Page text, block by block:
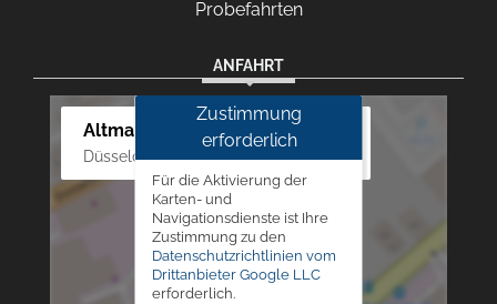
Probefahrten
ANFAHRT
Altmann Autoland
Düsseldorfer Str. 69 - 79, 42781 Haan
Zustimmung
erforderlich
Für die Aktivierung der
Karten- und
Navigationsdienste ist Ihre
Zustimmung zu den
Datenschutzrichtlinien vom
Drittanbieter Google LLC
erforderlich.